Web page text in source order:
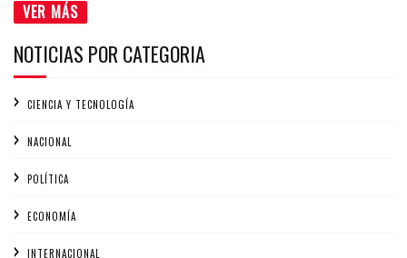
VER MÁS
NOTICIAS POR CATEGORIA
CIENCIA Y TECNOLOGÍA
NACIONAL
POLÍTICA
ECONOMÍA
INTERNACIONAL